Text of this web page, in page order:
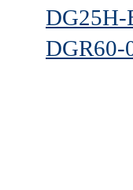
DG25H-
DGR60-